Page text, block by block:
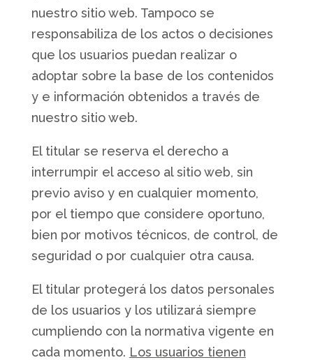
nuestro sitio web. Tampoco se
responsabiliza de los actos o decisiones
que los usuarios puedan realizar o
adoptar sobre la base de los contenidos
y e información obtenidos a través de
nuestro sitio web.
El titular se reserva el derecho a
interrumpir el acceso al sitio web, sin
previo aviso y en cualquier momento,
por el tiempo que considere oportuno,
bien por motivos técnicos, de control, de
seguridad o por cualquier otra causa.
El titular protegerá los datos personales
de los usuarios y los utilizará siempre
cumpliendo con la normativa vigente en
cada momento. Los usuarios tienen